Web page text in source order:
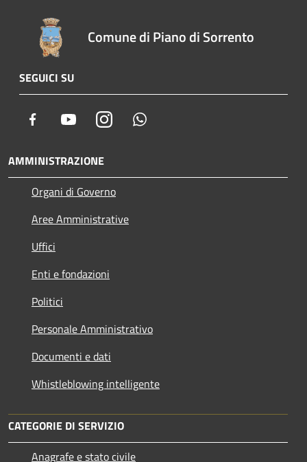
Comune di Piano di Sorrento
SEGUICI SU
Facebook YoutubeInstagram
AMMINISTRAZIONE
Organi di Governo
Aree Amministrative
Uffici
Enti e fondazioni
Politici
Personale Amministrativo
Documenti e dati
Whistleblowing intelligente
CATEGORIE DI SERVIZIO
Anagrafe e stato civile